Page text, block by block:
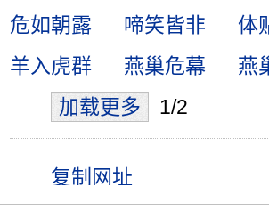
危如朝露
啼笑皆非
体
羊入虎群
燕巢危幕
燕
加载更多
1/2